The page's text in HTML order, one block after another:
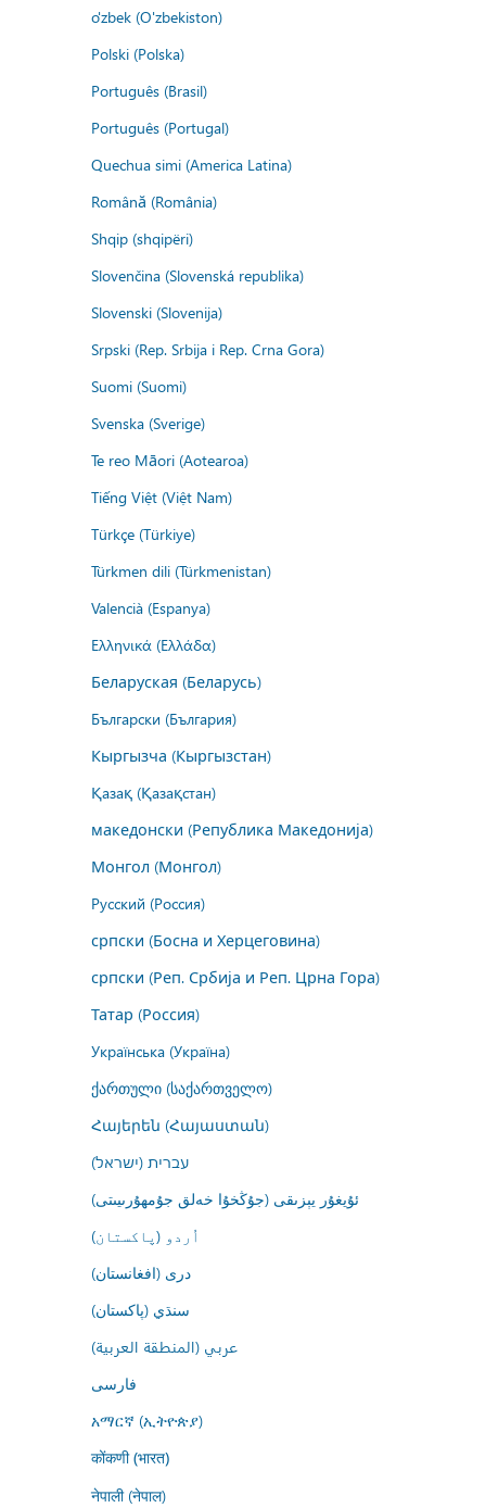
o'zbek (O'zbekiston)
Polski (Polska)
Português (Brasil)
Português (Portugal)
Quechua simi (America Latina)
Română (România)
Shqip (shqipëri)
Slovenčina (Slovenská republika)
Slovenski (Slovenija)
Srpski (Rep. Srbija i Rep. Crna Gora)
Suomi (Suomi)
Svenska (Sverige)
Te reo Māori (Aotearoa)
Tiếng Việt (Việt Nam)
Türkçe (Türkiye)
Türkmen dili (Türkmenistan)
Valencià (Espanya)
Ελληνικά (Ελλάδα)
Беларуская (Беларусь)
Български (България)
Кыргызча (Кыргызстан)
Қазақ (Қазақстан)
македонски (Република Македонија)
Монгол (Монгол)
Русский (Россия)
српски (Босна и Херцеговина)
српски (Реп. Србија и Реп. Црна Гора)
Татар (Россия)
Українська (Україна)
ქართული (საქართველო)
Հայերեն (Հայաստան)
עברית (ישראל)
ئۇيغۇر يېزىقى (جۇڭخۇا خەلق جۇمھۇرىيىتى)
اُردو (پاکستان)
درى (افغانستان)
سنڌي (پاکستان)
عربي (المنطقة العربية)
فارسى
አማርኛ (ኢትዮጵያ)
कोंकणी (भारत)
नेपाली (नेपाल)